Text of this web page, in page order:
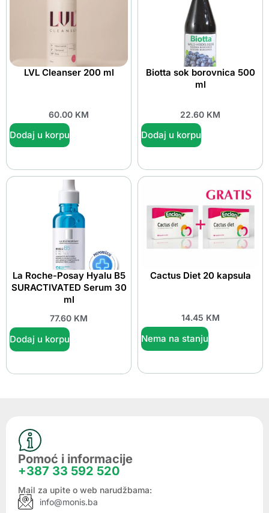
LVL Cleanser 200 ml
60.00 KM
Dodaj u korpu
Biotta sok borovnica 500
ml
22.60 KM
Dodaj u korpu
La Roche-Posay Hyalu B5
SURACTIVATED Serum 30
ml
77.60 KM
Dodaj u korpu
Cactus Diet 20 kapsula
14.45 KM
Nema na stanju
Pomoć i informacije
+387 33 592 520
Mail za upite o web narudžbama:
info@monis.ba